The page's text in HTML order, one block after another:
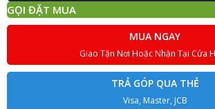
GỌI ĐẶT MUA
MUA NGAY
Giao Tận Nơi Hoặc Nhận Tại Cửa
TRẢ GÓP QUA THẺ
Visa, Master, JCB